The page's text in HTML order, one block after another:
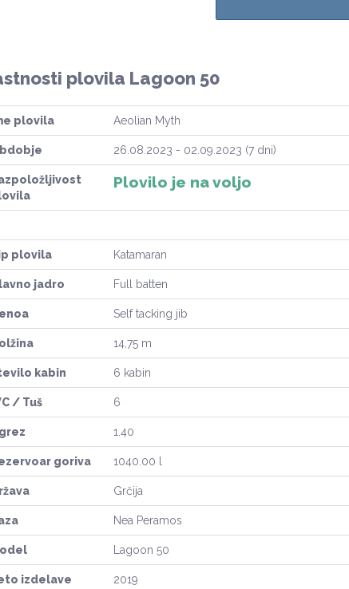
plovila Lagoon 50
plovila Aeolian Myth
26.08.2023 - 02.09.2023 (7 dni)
Plovilo je na voljo
plovila Katamaran
jadro Full batten
Self tacking jib
14,75 m
kabin 6 kabin
/ Tuš 6
1.40
goriva 1040.00 l
Grčija
Nea Peramos
Lagoon 50
izdelave 2019